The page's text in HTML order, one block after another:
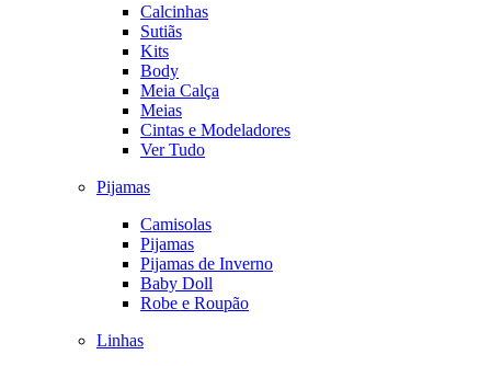
Calcinhas
Sutiãs
Kits
Body
Meia Calça
Meias
Cintas e Modeladores
Ver Tudo
Pijamas
Camisolas
Pijamas
Pijamas de Inverno
Baby Doll
Robe e Roupão
Linhas